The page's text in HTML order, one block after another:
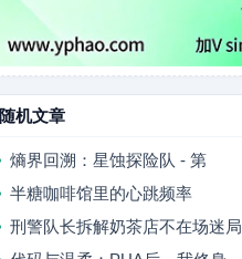
随机文章
熵界回溯：星蚀探险队 - 第
半糖咖啡馆里的心跳频率
刑警队长拆解奶茶店不在场迷局